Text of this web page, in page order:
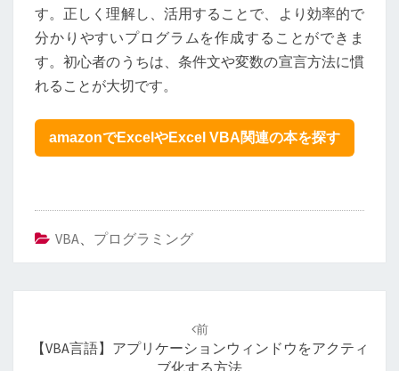
す。正しく理解し、活用することで、より効率的で
分かりやすいプログラムを作成することができま
す。初心者のうちは、条件文や変数の宣言方法に慣
れることが大切です。
amazonでExcelやExcel VBA関連の本を探す
VBA、 プログラミング
前
【VBA言語】アプリケーションウィンドウをアクティ
ブ化する方法